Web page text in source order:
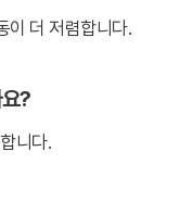
이 더 저렴합니다.
?
니다.